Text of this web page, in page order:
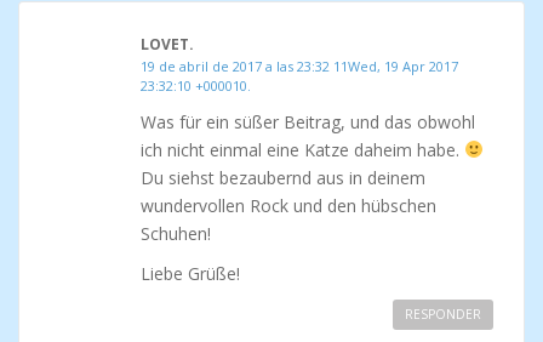
LOVET.
19 de abril de 2017 a las 23:32 11Wed, 19 Apr 2017
23:32:10 +000010.
Was für ein süßer Beitrag, und das obwohl
ich nicht einmal eine Katze daheim habe.
Du siehst bezaubernd aus in deinem
wundervollen Rock und den hübschen
Schuhen!
Liebe Grüße!
RESPONDER